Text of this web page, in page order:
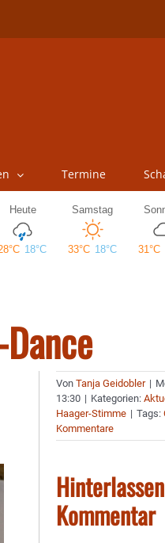
Termine
VonTanja Geidobler |
13:30 | Kategorien:
Haager-Stimme | Tags:
Kommentare
Kommentar